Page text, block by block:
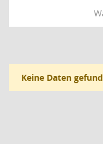
Keine Daten